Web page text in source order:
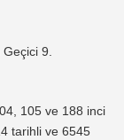
9.
105 ve 188 inci
tarihli ve 6545